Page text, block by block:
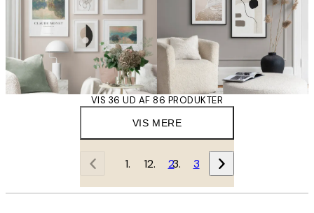
VIS MERE
VIS 36 UD AF 86 PRODUKTER
1 2 3